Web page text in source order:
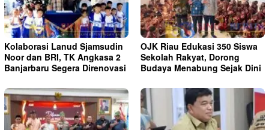
Kolaborasi Lanud Sjamsudin
Noor dan BRI, TK Angkasa 2
Banjarbaru Segera Direnovasi
OJK Riau Edukasi 350 Siswa
Sekolah Rakyat, Dorong
Budaya Menabung Sejak Dini